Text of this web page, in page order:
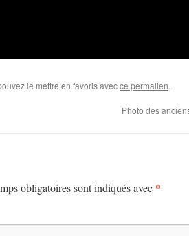
le mettre en favoris avecce permalien.
Photo des
obligatoires sont indiqués avec *